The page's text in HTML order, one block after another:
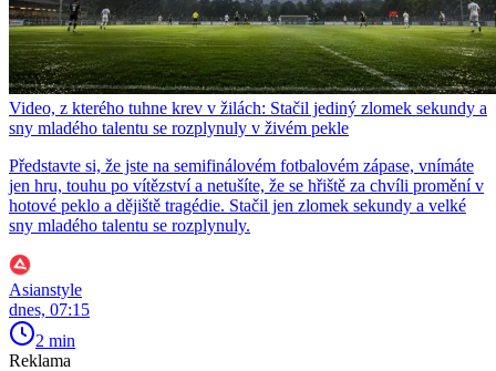
Video, z kterého tuhne krev v žilách: Stačil jediný zlomek sekundy a
sny mladého talentu se rozplynuly v živém pekle
Představte si, že jste na semifinálovém fotbalovém zápase, vnímáte
jen hru, touhu po vítězství a netušíte, že se hřiště za chvíli promění v
hotové peklo a dějiště tragédie. Stačil jen zlomek sekundy a velké
sny mladého talentu se rozplynuly.
Asianstyle
dnes, 07:15
2 min
Reklama